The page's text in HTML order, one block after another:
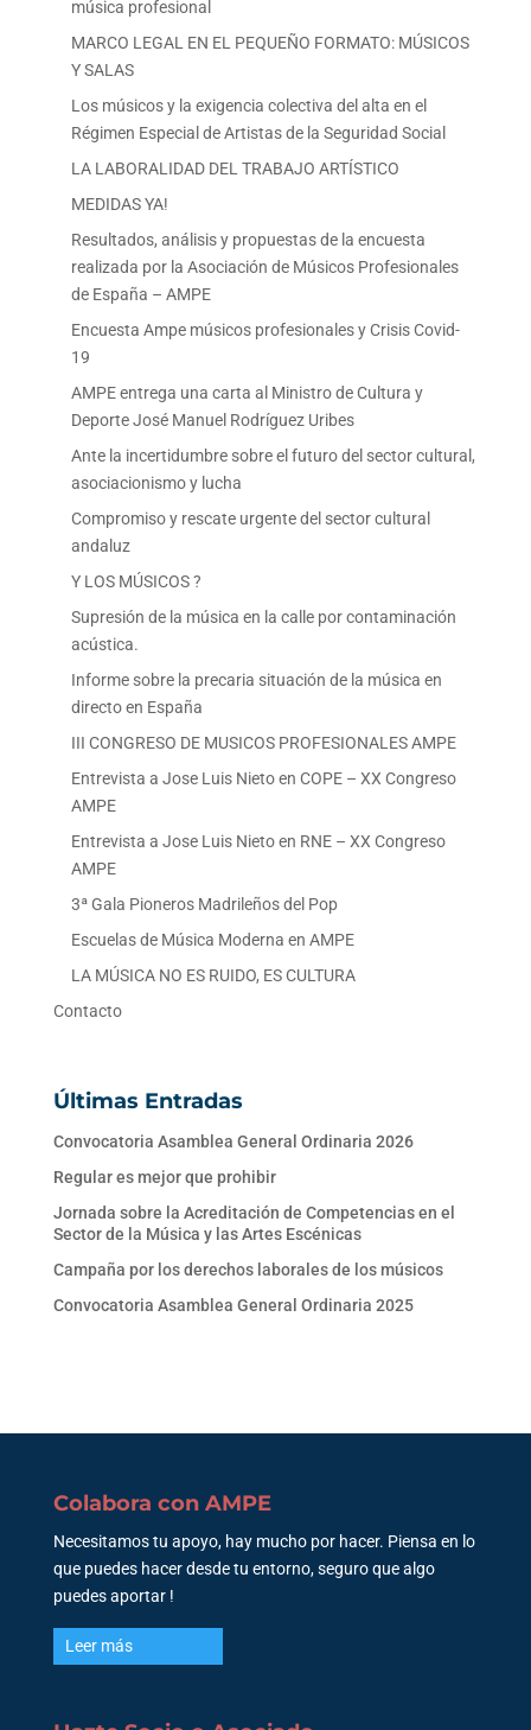
música profesional
MARCO LEGAL EN EL PEQUEÑO FORMATO: MÚSICOS
Y SALAS
Los músicos y la exigencia colectiva del alta en el
Régimen Especial de Artistas de la Seguridad Social
LA LABORALIDAD DEL TRABAJO ARTÍSTICO
MEDIDAS YA!
Resultados, análisis y propuestas de la encuesta
realizada por la Asociación de Músicos Profesionales
de España – AMPE
Encuesta Ampe músicos profesionales y Crisis Covid-
19
AMPE entrega una carta al Ministro de Cultura y
Deporte José Manuel Rodríguez Uribes
Ante la incertidumbre sobre el futuro del sector cultural,
asociacionismo y lucha
Compromiso y rescate urgente del sector cultural
andaluz
Y LOS MÚSICOS ?
Supresión de la música en la calle por contaminación
acústica.
Informe sobre la precaria situación de la música en
directo en España
III CONGRESO DE MUSICOS PROFESIONALES AMPE
Entrevista a Jose Luis Nieto en COPE – XX Congreso
AMPE
Entrevista a Jose Luis Nieto en RNE – XX Congreso
AMPE
3ª Gala Pioneros Madrileños del Pop
Escuelas de Música Moderna en AMPE
LA MÚSICA NO ES RUIDO, ES CULTURA
Contacto
Últimas Entradas
Convocatoria Asamblea General Ordinaria 2026
Regular es mejor que prohibir
Jornada sobre la Acreditación de Competencias en el
Sector de la Música y las Artes Escénicas
Campaña por los derechos laborales de los músicos
Convocatoria Asamblea General Ordinaria 2025
Colabora con AMPE
Necesitamos tu apoyo, hay mucho por hacer. Piensa en lo
que puedes hacer desde tu entorno, seguro que algo
puedes aportar !
Leer más